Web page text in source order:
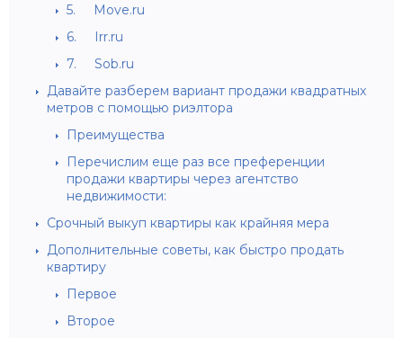
5. Move.ru
6. Irr.ru
7. Sob.ru
Давайте разберем вариант продажи квадратных
метров с помощью риэлтора
Преимущества
Перечислим еще раз все преференции
продажи квартиры через агентство
недвижимости:
Срочный выкуп квартиры как крайняя мера
Дополнительные советы, как быстро продать
квартиру
Первое
Второе